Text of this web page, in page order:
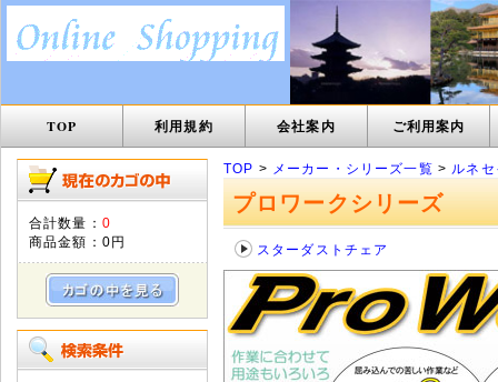
TOP 利用規約 会社案内 ご利用案内
合計数量： 0
商品金額： 0円
TOP > メーカー・シリーズ一覧 > ルネ
プロワークシリーズ
スターダストチェア